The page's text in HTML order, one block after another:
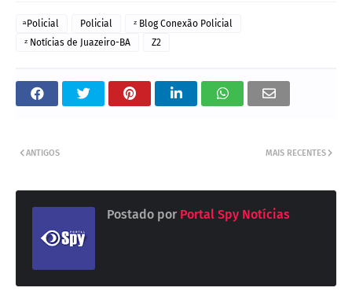
ͣ Policial Policial
ᶻ Blog Conexão Policial
ᶻ Notícias de Juazeiro-BA
Z2
MAIS RECENTES
ANTIGOS
Postado por Portal Spy Notícias